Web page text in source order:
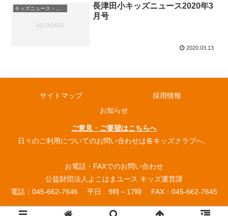
キッズニュース・お知らせ
長津田小キッズニュース2020年3
月号
2020.03.13
サイトマップ
採用情報
お知らせ
ご意見・ご要望はこちらへ
日々のご利用についてのお問い合わせは各キッズクラブへ。
お電話・FAXでのお問い合わせ
公益財団法人よこはまユース キッズ運営課
電話：045-662-7646 平日 9時～17時 FAX：045-662-7645